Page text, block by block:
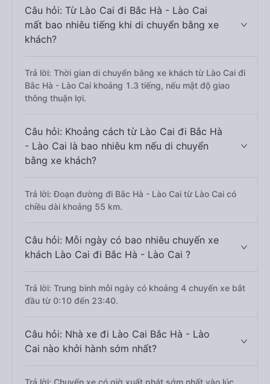
Câu hỏi: Từ Lào Cai đi Bắc Hà - Lào Cai
mất bao nhiêu tiếng khi di chuyển bằng xe
khách?
Trả lời: Thời gian di chuyển bằng xe khách từ Lào Cai đi
Bắc Hà - Lào Cai khoảng 1.3 tiếng, nếu mật độ giao
thông thuận lợi.
Câu hỏi: Khoảng cách từ Lào Cai đi Bắc Hà
- Lào Cai là bao nhiêu km nếu di chuyển
bằng xe khách?
Trả lời: Đoạn đường đi Bắc Hà - Lào Cai từ Lào Cai có
chiều dài khoảng 55 km.
Câu hỏi: Mỗi ngày có bao nhiêu chuyến xe
khách Lào Cai đi Bắc Hà - Lào Cai ?
Trả lời: Trung bình mỗi ngày có khoảng 4 chuyến xe bắt
đầu từ 0:10 đến 23:40.
Câu hỏi: Nhà xe đi Lào Cai Bắc Hà - Lào
Cai nào khởi hành sớm nhất?
Trả lời: Chuyến xe có giờ xuất phát sớm nhất vào lúc